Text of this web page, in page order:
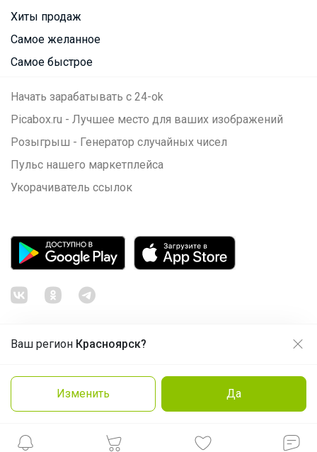
Ваш регион Красноярск?
Изменить Да
Хиты продаж
Самое желанное
Самое быстрое
Начать зарабатывать с 24-ok
Picabox.ru - Лучшее место для ваших изображений
Розыгрыш - Генератор случайных чисел
Пульс нашего маркетплейса
Укорачиватель ссылок
Политика конфиденциальности
Cоглашение пользователя
Продолжая использовать этот сайт и нажимая кнопку
Принять